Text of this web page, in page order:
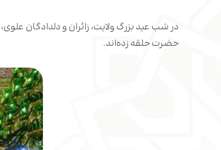
در شب عید بزرگ ولایت، زائران و دلدادگان
حضرت حلقه زده‌اند.